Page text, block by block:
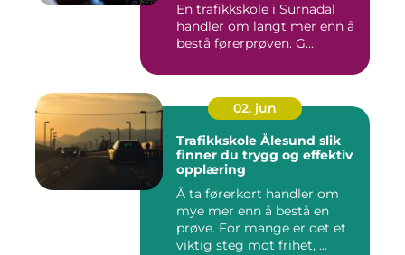
En trafikkskole i Surnadal
handler om langt mer enn å
bestå førerprøven. G...
02. jun
Trafikkskole Ålesund slik
finner du trygg og effektiv
opplæring
Å ta førerkort handler om
mye mer enn å bestå en
prøve. For mange er det et
viktig steg mot frihet, ...